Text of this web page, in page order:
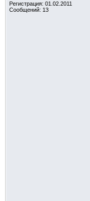
Регистрация: 01.02.2011
Сообщений: 13